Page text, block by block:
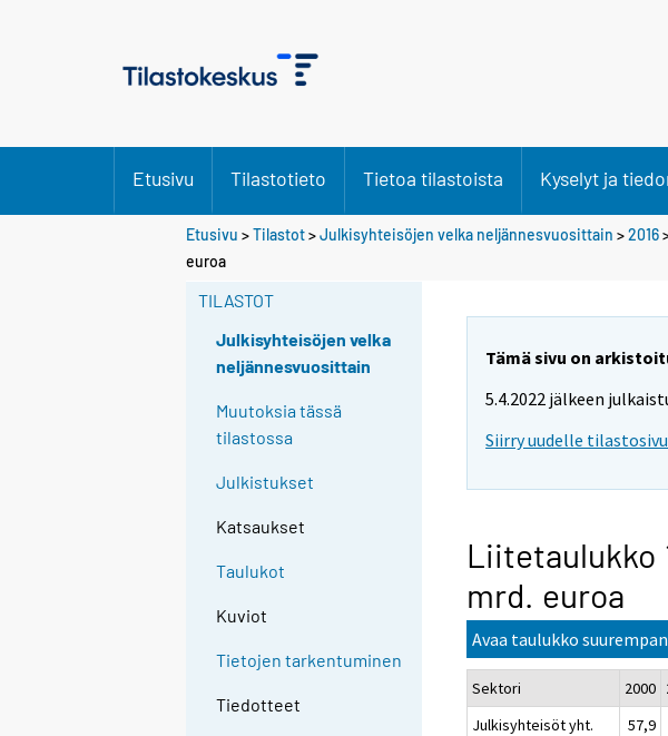
Etusivu Tilastotieto Tietoa tilastoista Kyselyt ja
Etusivu >Tilastot>Julkisyhteisöjen velka neljännesvuosittain >2016
euroa
TILASTOT
Julkisyhteisöjen velka
neljännesvuosittain
Muutoksia tässä
tilastossa
Julkistukset
Katsaukset
Taulukot
Kuviot
Tietojen tarkentuminen
Tiedotteet
Tämä sivu on
5.4.2022 jälkeen
Siirry uudelle
Liitetaulukko
mrd. euroa
Avaa taulukko
Sektori 2000
Julkisyhteisöt yht.
57,9